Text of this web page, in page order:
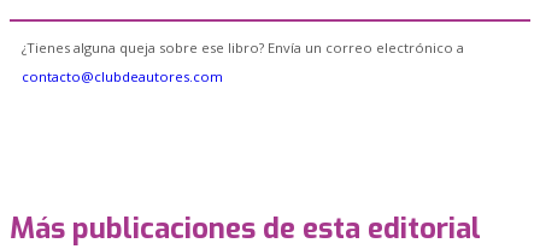
¿Tienes alguna queja sobre ese libro? Envía un correo electrónico a
contacto@clubdeautores.com
Más publicaciones de esta editorial